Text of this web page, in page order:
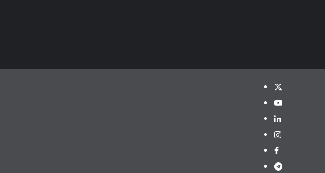
Twitter
YouTube
LinkedIn
Instagram
Facebook
Telegram